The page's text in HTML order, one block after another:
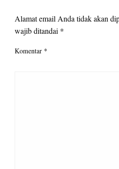
Alamat email Anda tidak akan
wajib ditandai *
Komentar *